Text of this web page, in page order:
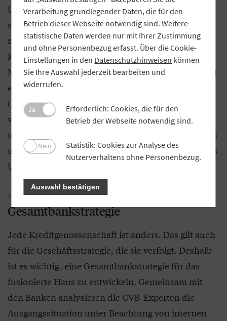
Unternehmensleitbild überführen. Dabei wird die
strategische Ausrichtung der neuen Bank
zukunftsorientiert berücksichtigt. Im Ergebnis
können die Fusionspartner Fragen zu Vision,
Mission und Leitbild beantworten, etwa: „Wofür gibt
es uns?“ (Vision), „Was wollen wir erreichen?“
(Mission), „Welche Werte und Ansprüche vertreten
wir gegenüber unseren Mitarbeitern, Mitgliedern
und Kunden?“ (Leitbild) sowie „Für welche Normen
und Verhaltensweisen stehen wir innerhalb unseres
Unternehmens?“.
Gesamtbankstrategie
Jede Kreditgenossenschaft ist anders. Das gilt auch
für die Geschäftsstrategie, die sie verfolgt. Deshalb
ist es wichtig, eine Gesamtbankstrategie für das
fusionierte Haus zu entwickeln. Gemeinsam mit
den Banken analysieren die GVB-Experten die
Ausgangssituation unter Beachtung von internen
Verarbeitung grundlegender Daten, die für den
Betrieb dieser Webseite notwendig sind. Weitere
statistische Daten werden nur mit Ihrer Zustimmung
und ohne Personenbezug erfasst. Über die Cookie-
Einstellungen in den Datenschutzhinweisen können
Sie Ihre Auswahl jederzeit bearbeiten und
widerrufen.
Ja
Erforderlich: Cookies, die für den
Betrieb der Webseite notwendig sind.
Nein
Statistik: Cookies zur Analyse des
Nutzerverhaltens ohne Personenbezug.
Auswahl bestätigen